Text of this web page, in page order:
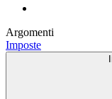
Argomenti
Imposte